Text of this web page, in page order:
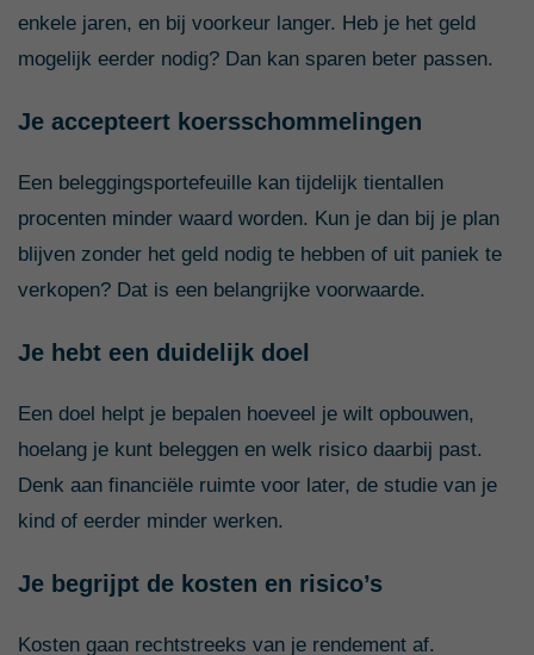
enkele jaren, en bij voorkeur langer. Heb je het geld
mogelijk eerder nodig? Dan kan sparen beter passen.
Je accepteert koersschommelingen
Een beleggingsportefeuille kan tijdelijk tientallen
procenten minder waard worden. Kun je dan bij je plan
blijven zonder het geld nodig te hebben of uit paniek te
verkopen? Dat is een belangrijke voorwaarde.
Je hebt een duidelijk doel
Een doel helpt je bepalen hoeveel je wilt opbouwen,
hoelang je kunt beleggen en welk risico daarbij past.
Denk aan financiële ruimte voor later, de studie van je
kind of eerder minder werken.
Je begrijpt de kosten en risico’s
Kosten gaan rechtstreeks van je rendement af.